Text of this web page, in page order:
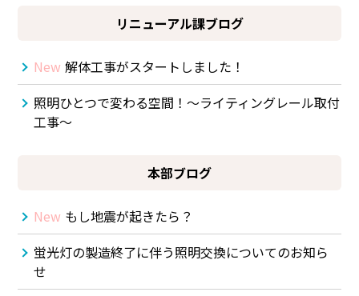
リニューアル課ブログ
New 解体工事がスタートしました！
照明ひとつで変わる空間！～ライティングレール取付
工事～
本部ブログ
New もし地震が起きたら？
蛍光灯の製造終了に伴う照明交換についてのお知ら
せ